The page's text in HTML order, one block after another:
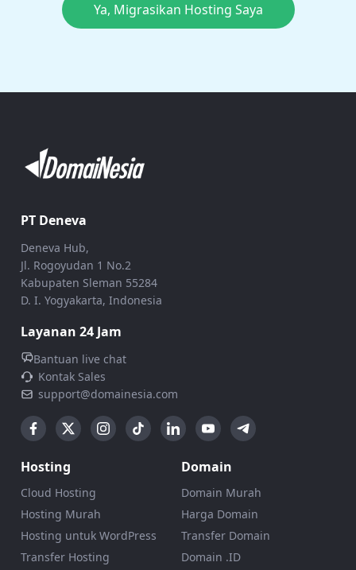
Ya, Migrasikan Hosting Saya
PT Deneva
Deneva Hub,
Jl. Rogoyudan 1 No.2
Kabupaten Sleman 55284
D. I. Yogyakarta, Indonesia
Layanan 24 Jam
Bantuan live chat
Kontak Sales
support@domainesia.com
Hosting
Cloud Hosting
Hosting Murah
Hosting untuk WordPress
Transfer Hosting
Domain
Domain Murah
Harga Domain
Transfer Domain
Domain .ID